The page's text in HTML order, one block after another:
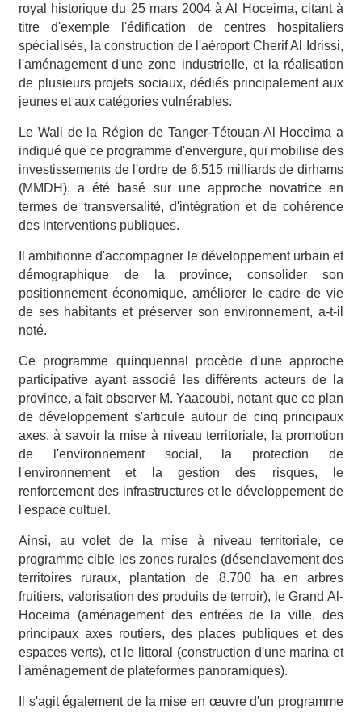
royal historique du 25 mars 2004 à Al Hoceima, citant à
titre d'exemple l'édification de centres hospitaliers
spécialisés, la construction de l'aéroport Cherif Al Idrissi,
l'aménagement d'une zone industrielle, et la réalisation
de plusieurs projets sociaux, dédiés principalement aux
jeunes et aux catégories vulnérables.
Le Wali de la Région de Tanger-Tétouan-Al Hoceima a
indiqué que ce programme d'envergure, qui mobilise des
investissements de l'ordre de 6,515 milliards de dirhams
(MMDH), a été basé sur une approche novatrice en
termes de transversalité, d'intégration et de cohérence
des interventions publiques.
Il ambitionne d'accompagner le développement urbain et
démographique de la province, consolider son
positionnement économique, améliorer le cadre de vie
de ses habitants et préserver son environnement, a-t-il
noté.
Ce programme quinquennal procède d'une approche
participative ayant associé les différents acteurs de la
province, a fait observer M. Yaacoubi, notant que ce plan
de développement s'articule autour de cinq principaux
axes, à savoir la mise à niveau territoriale, la promotion
de l'environnement social, la protection de
l'environnement et la gestion des risques, le
renforcement des infrastructures et le développement de
l'espace cultuel.
Ainsi, au volet de la mise à niveau territoriale, ce
programme cible les zones rurales (désenclavement des
territoires ruraux, plantation de 8.700 ha en arbres
fruitiers, valorisation des produits de terroir), le Grand Al-
Hoceima (aménagement des entrées de la ville, des
principaux axes routiers, des places publiques et des
espaces verts), et le littoral (construction d'une marina et
l'aménagement de plateformes panoramiques).
Il s'agit également de la mise en œuvre d'un programme